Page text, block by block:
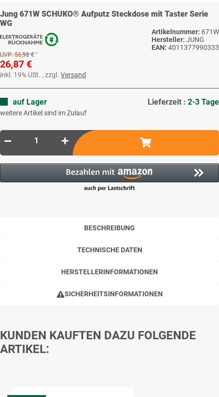
Jung 671W SCHUKO® Aufputz Steckdose mit Taster Serie
WG
Artikelnummer: 671W
Hersteller: JUNG
EAN: 4011377990333
UVP: 56,98 €
26,87 €
inkl. 19% USt. , zzgl. Versand
auf Lager Lieferzeit : 2-3 Tage
weitere Artikel sind im Zulauf
BESCHREIBUNG
TECHNISCHE DATEN
HERSTELLERINFORMATIONEN
SICHERHEITSINFORMATIONEN
KUNDEN KAUFTEN DAZU FOLGENDE
ARTIKEL: